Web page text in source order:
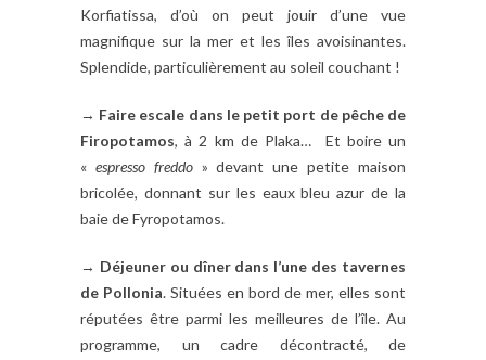
Korfiatissa, d’où on peut jouir d’une vue
magnifique sur la mer et les îles avoisinantes.
Splendide, particulièrement au soleil couchant !
→ Faire escale dans le petit port de pêche de
Firopotamos, à 2 km de Plaka… Et boire un
« espresso freddo» devant une petite maison
bricolée, donnant sur les eaux bleu azur de la
baie de Fyropotamos.
→ Déjeuner ou dîner dans l’une des tavernes
de Pollonia. Situées en bord de mer, elles sont
réputées être parmi les meilleures de l’île. Au
programme, un cadre décontracté, de